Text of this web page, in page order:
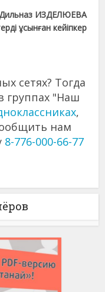
ИЗДЕЛЮЕВА
ұсынған кейіпкер
сетях? Тогда
группах "Наш
,
нам
8-776-000-66-77